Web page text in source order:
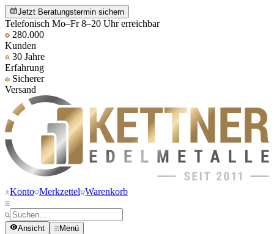
Jetzt Beratungstermin sichern
Telefonisch Mo–Fr 8–20 Uhr erreichbar
280.000
Kunden
30 Jahre
Erfahrung
Sicherer
Versand
Konto Merkzettel Warenkorb
Ansicht Menü